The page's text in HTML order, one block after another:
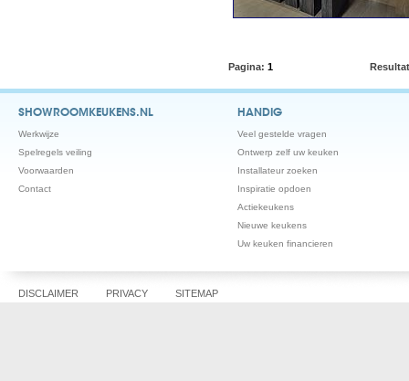
Pagina: 1
SHOWROOMKEUKENS.NL
Werkwijze
Spelregels veiling
Voorwaarden
Contact
HANDIG
Veel gestelde vragen
Ontwerp zelf uw keuken
Installateur zoeken
Inspiratie opdoen
Actiekeukens
Nieuwe keukens
Uw keuken financieren
DISCLAIMER PRIVACY SITEMAP